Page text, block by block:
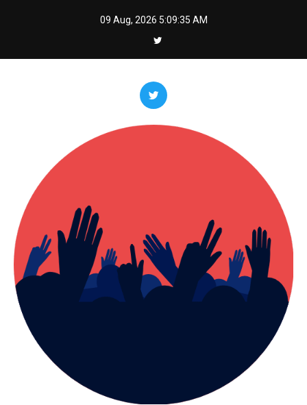
09 Aug, 2026 5:09:36 AM